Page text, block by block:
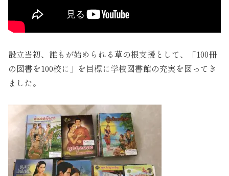
設立当初、誰もが始められる草の根支援として、「100冊
の図書を100校に」を目標に学校図書館の充実を図ってき
ました。